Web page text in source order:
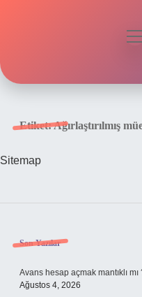
Etiket:Ağırlaştırılmış
Sitemap
Sidebar
Son Yazılar
Avans hesap açmak mantıklı mı
Ağustos 4, 2026